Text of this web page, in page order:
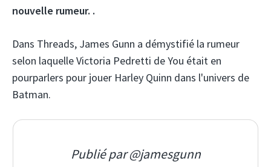
nouvelle rumeur. .
Dans Threads, James Gunn a démystifié la rumeur
selon laquelle Victoria Pedretti de You était en
pourparlers pour jouer Harley Quinn dans l'univers de
Batman.
Publié par @jamesgunn